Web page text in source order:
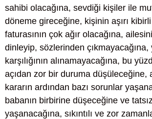
sahibi olacağına, sevdiği kişiler ile
döneme gireceğine, kişinin aşırı
faturasının çok ağır olacağına,
dinleyip, sözlerinden çıkmayacağına,
karşılığının alınamayacağına, bu
açıdan zor bir duruma düşüleceğine,
kararın ardından bazı sorunlar
babanın birbirine düşeceğine ve
yaşanacağına, sıkıntılı ve zor